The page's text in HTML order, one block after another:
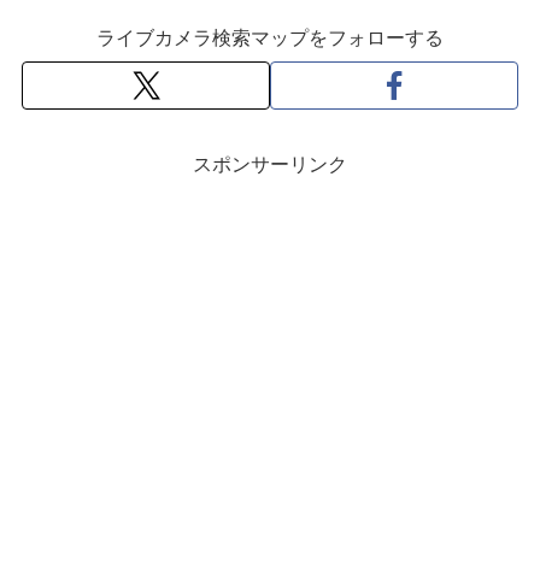
ライブカメラ検索マップをフォローする
スポンサーリンク